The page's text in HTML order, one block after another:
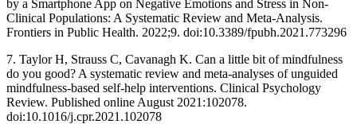
by a Smartphone App on Negative Emotions and Stress in Non-
Clinical Populations: A Systematic Review and Meta-Analysis.
Frontiers in Public Health. 2022;9. doi:10.3389/fpubh.2021.773296
7. Taylor H, Strauss C, Cavanagh K. Can a little bit of mindfulness
do you good? A systematic review and meta-analyses of unguided
mindfulness-based self-help interventions. Clinical Psychology
Review. Published online August 2021:102078.
doi:10.1016/j.cpr.2021.102078 ‌